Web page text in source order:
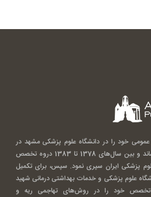
عمومی خود را در دانشگاه علوم پزشکی مشهد در
سال 1372 به پایان رساند و بین سال‌های 1378 تا 1383 دروه تخصص
پزشکی ایران سپری نمود. سپس، برای تکمیل
علوم پزشکی و خدمات بهداشتی درمانی شهید
خود را در روش‌های تهاجمی ریه و